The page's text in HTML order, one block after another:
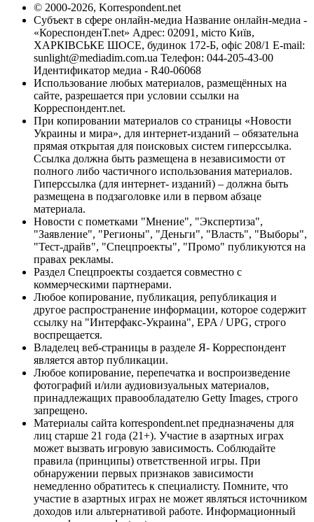
© 2000-2026, Korrespondent.net
Субъект в сфере онлайн-медиа Название онлайн-медиа -
«КореспонденТ.net» Адрес: 02091, місто Київ,
ХАРКІВСЬКЕ ШОСЕ, будинок 172-Б, офіс 208/1 E-mail:
sunlight@mediadim.com.ua Телефон: 044-205-43-00
Идентификатор медиа - R40-06068
Использование любых материалов, размещённых на
сайте, разрешается при условии ссылки на
Корреспондент.net.
При копировании материалов со страницы «Новости
Украины и мира», для интернет-изданий – обязательна
прямая открытая для поисковых систем гиперссылка.
Ссылка должна быть размещена в независимости от
полного либо частичного использования материалов.
Гиперссылка (для интернет- изданий) – должна быть
размещена в подзаголовке или в первом абзаце
материала.
Новости с пометками "Мнение", "Экспертиза",
"Заявление", "Регионы", "Деньги", "Власть", "Выборы",
"Тест-драйв", "Спецпроекты", "Промо" публикуются на
правах рекламы.
Раздел Спецпроекты создается совместно с
коммерческими партнерами.
Любое копирование, публикация, републикация и
другое распространение информации, которое содержит
ссылку на "Интерфакс-Украина", EPA / UPG, строго
воспрещается.
Владелец веб-страницы в разделе Я- Корреспондент
является автор публикации.
Любое копирование, перепечатка и воспроизведение
фотографий и/или аудиовизуальных материалов,
принадлежащих правообладателю Getty Images, строго
запрещено.
Материалы сайта korrespondent.net предназначены для
лиц старше 21 года (21+). Участие в азартных играх
может вызвать игровую зависимость. Соблюдайте
правила (принципы) ответственной игры. При
обнаружении первых признаков зависимости
немедленно обратитесь к специалисту. Помните, что
участие в азартных играх не может являться источником
доходов или альтернативой работе. Информационный